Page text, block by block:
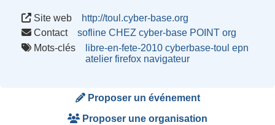
Site web
http://toul.cyber-base.org
Contact
sofline CHEZ cyber-base POINT org
Mots-clés
libre-en-fete-2010 cyberbase-toul epn
atelier firefox navigateur
Proposer un événement
Proposer une organisation